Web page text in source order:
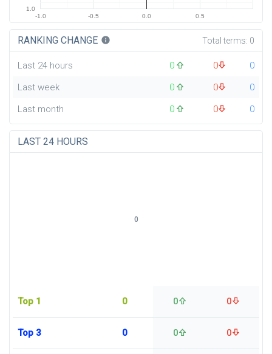
-1.0 -0.5 0.0 0.5
1.0
RANKING CHANGE info Total terms: 0
Last 24 hours 0 0
0
Last week
0 0
0
Last month
0 0 0
LAST 24 HOURS
Top 1 0 0 0
Top 3 0 0 0
0